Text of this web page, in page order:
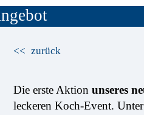
zurück
Die erste Aktion unseres
leckeren Koch-Event.